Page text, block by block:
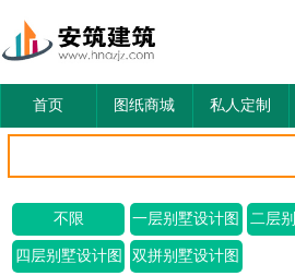
首页 图纸商城 私人定制
不限 一层别墅设计图 二层
四层别墅设计图 双拼别墅设计图